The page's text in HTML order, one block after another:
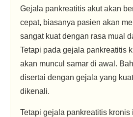
Gejala pankreatitis akut akan
cepat, biasanya pasien akan
sangat kuat dengan rasa mual
Tetapi pada gejala pankreatitis
akan muncul samar di awal.
disertai dengan gejala yang
dikenali.
Tetapi gejala pankreatitis kronis